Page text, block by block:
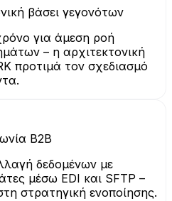
βάσει γεγονότων
για άμεση ροή
– η αρχιτεκτονική
προτιμά τον σχεδιασμό
B2B
δεδομένων με
μέσω EDI και SFTP –
στρατηγική ενοποίησης.